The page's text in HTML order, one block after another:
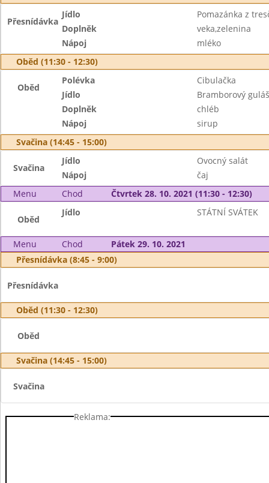
Přesnídávka
Jídlo
Pomazánka z
Doplněk
veka,zelenina
Nápoj
mléko
Oběd (11:30 - 12:30)
Oběd
Polévka
Cibulačka
Jídlo
Bramborový guláš
Doplněk
chléb
Nápoj
sirup
Svačina (14:45 - 15:00)
Svačina
Jídlo
Ovocný salát
Nápoj
čaj
Menu
Chod Čtvrtek 28. 10. 2021 (11:30 - 12:30)
Oběd
Jídlo STÁTNÍ SVÁTEK
Menu Chod
Pátek 29. 10. 2021
Přesnídávka (8:45 - 9:00)
Přesnídávka
Oběd (11:30 - 12:30)
Oběd
Svačina (14:45 - 15:00)
Svačina
Reklama: